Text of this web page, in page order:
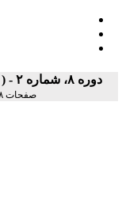
دوره ۸، شماره ۲ - ( دوفصلنامه ۱۴۰۲ )
صفحات ۱۴۸-۱۲۹